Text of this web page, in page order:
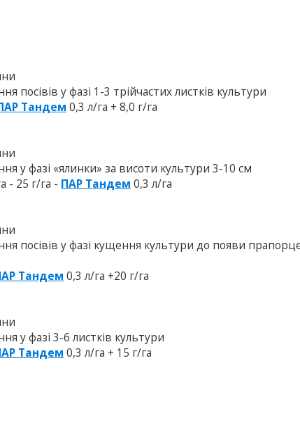
посівів у фазі 1-3 трійчастих листків культури
Тандем 0,3 л/га + 8,0 г/га
у фазі «ялинки» за висоти культури 3-10 см
- 25 г/га - ПАР Тандем 0,3 л/га
посівів у фазі кущення культури до появи
Тандем 0,3 л/га +20 г/га
у фазі 3-6 листків культури
Тандем 0,3 л/га + 15 г/га